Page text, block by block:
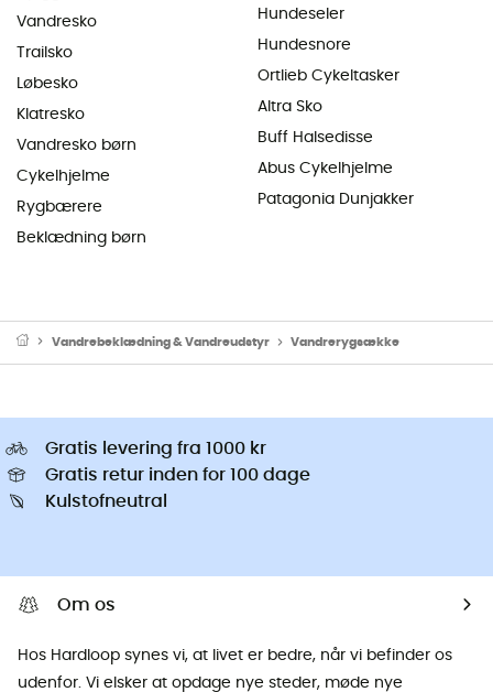
Vandresko
Trailsko
Løbesko
Klatresko
Vandresko børn
Cykelhjelme
Rygbærere
Beklædning børn
Hundeseler
Hundesnore
Ortlieb Cykeltasker
Altra Sko
Buff Halsedisse
Abus Cykelhjelme
Patagonia Dunjakker
Vandrebeklædning & Vandreudstyr Vandrerygsække
Gratis levering fra 1000 kr
Gratis retur inden for 100 dage
Kulstofneutral
Om os
Hos Hardloop synes vi, at livet er bedre, når vi befinder os
udenfor. Vi elsker at opdage nye steder, møde nye